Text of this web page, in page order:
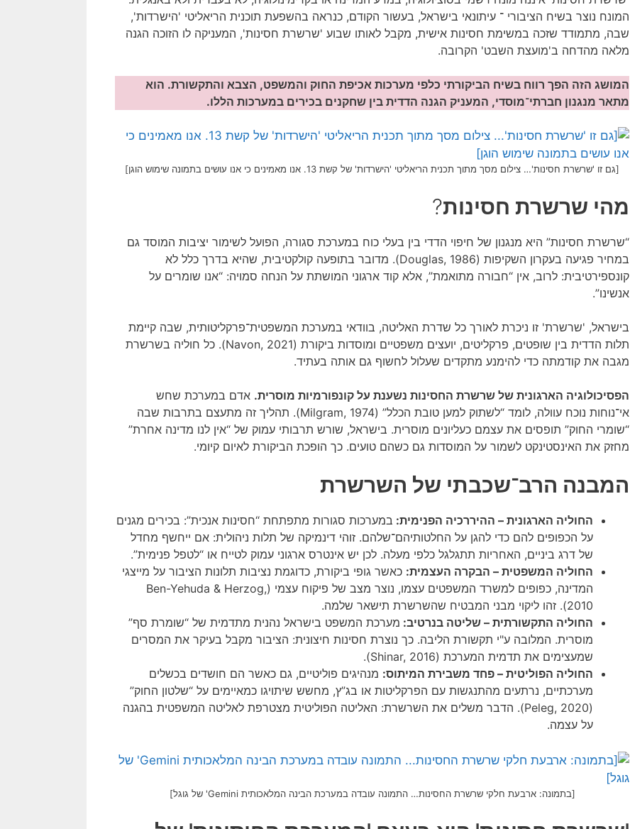
המונח נוצר בשיח הציבורי ־ עיתונאי בישראל, בעשור הקודם, כנראה בהשפעת תוכנית הריאליטי 'הישרדות',
שבה, מתמודד שזכה במשימת חסינות אישית, מקבל לאותו שבוע 'שרשרת חסינות', המעניקה לו הזוכה הגנה
מלאה מהדחה ב'מועצת השבט' הקרובה.
המושג הזה הפך רווח בשיח הביקורתי כלפי מערכות אכיפת החוק והמשפט, הצבא והתקשורת. הוא
מתאר מנגנון חברתי־מוסדי, המעניק הגנה הדדית בין שחקנים בכירים במערכות הללו.
[גם זו 'שרשרת חסינות'… צילום מסך מתוך תכנית הריאליטי 'הישרדות' של קשת 13. אנו מאמינים כי אנו עושים בתמונה שימוש הוגן]
מהי שרשרת חסינות?
“שרשרת חסינות” היא מנגנון של חיפוי הדדי בין בעלי כוח במערכת סגורה, הפועל לשימור יציבות המוסד גם
במחיר פגיעה בעקרון השקיפות (Douglas, 1986). מדובר בתופעה קולקטיבית, שהיא בדרך כלל לא
קונספירטיבית: לרוב, אין “חבורה מתואמת”, אלא קוד ארגוני המושתת על הנחה סמויה: “אנו שומרים על
אנשינו”.
בישראל, 'שרשרת' זו ניכרת לאורך כל שדרת האליטה, בוודאי במערכת המשפטית־פרקליטותית, שבה קיימת
תלות הדדית בין שופטים, פרקליטים, יועצים משפטיים ומוסדות ביקורת (Navon, 2021). כל חוליה בשרשרת
מגבה את קודמתה כדי להימנע מתקדים שעלול לחשוף גם אותה בעתיד.
הפסיכולוגיה הארגונית של שרשרת החסינות נשענת על קונפורמיות מוסרית. אדם במערכת שחש
אי־נוחות נוכח עוולה, לומד “לשתוק למען טובת הכלל” (Milgram, 1974). תהליך זה מתעצם בתרבות שבה
“שומרי החוק” תופסים את עצמם כעליונים מוסרית. בישראל, שורש תרבותי עמוק של “אין לנו מדינה אחרת”
מחזק את האינסטינקט לשמור על המוסדות גם כשהם טועים. כך הופכת הביקורת לאיום קיומי.
המבנה הרב־שכבתי של השרשרת
החוליה הארגונית – ההיררכיה הפנימית: במערכות סגורות מתפתחת “חסינות אנכית”: בכירים מגנים
על הכפופים להם כדי להגן על החלטותיהם־שלהם. זוהי דינמיקה של תלות ניהולית: אם ייחשף מחדל
של דרג ביניים, האחריות תתגלגל כלפי מעלה. לכן יש אינטרס ארגוני עמוק לטייח או “לטפל פנימית”.
החוליה המשפטית – הבקרה העצמית: כאשר גופי ביקורת, כדוגמת נציבות תלונות הציבור על מייצגי
המדינה, כפופים למשרד המשפטים עצמו, נוצר מצב של פיקוח עצמי (Ben-Yehuda & Herzog,
2010). זהו ליקוי מבני המבטיח שהשרשרת תישאר שלמה.
החוליה התקשורתית – שליטה בנרטיב: מערכת המשפט בישראל נהנית מתדמית של “שומרת סף”
מוסרית. המלובה ע"י תקשורת הליבה. כך נוצרת חסינות חיצונית: הציבור מקבל בעיקר את המסרים
שמעצימים את תדמית המערכת (Shinar, 2016).
החוליה הפוליטית – פחד משבירת המיתוס: מנהיגים פוליטיים, גם כאשר הם חושדים בכשלים
מערכתיים, נרתעים מהתנגשות עם הפרקליטות או בג”ץ, מחשש שיתויגו כמאיימים על “שלטון החוק”
(Peleg, 2020). הדבר משלים את השרשרת: האליטה הפוליטית מצטרפת לאליטה המשפטית בהגנה
על עצמה.
[בתמונה: ארבעת חלקי שרשרת החסינות… התמונה עובדה במערכת הבינה המלאכותית Gemini' של גוגל]